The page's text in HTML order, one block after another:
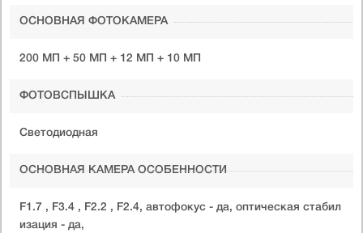
ОСНОВНАЯ ФОТОКАМЕРА
200 МП + 50 МП + 12 МП + 10 МП
ФОТОВСПЫШКА
Светодиодная
ОСНОВНАЯ КАМЕРА ОСОБЕННОСТИ
F1.7 , F3.4 , F2.2 , F2.4, автофокус - да, оптическая стабил
изация - да,